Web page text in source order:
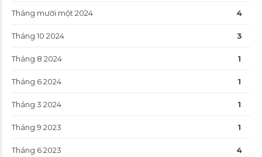
Tháng mười một 2024 4
Tháng 10 2024 3
Tháng 8 2024 1
Tháng 6 2024 1
Tháng 3 2024 1
Tháng 9 2023 1
Tháng 6 2023 4